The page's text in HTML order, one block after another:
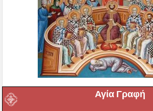
Αγία Γραφή